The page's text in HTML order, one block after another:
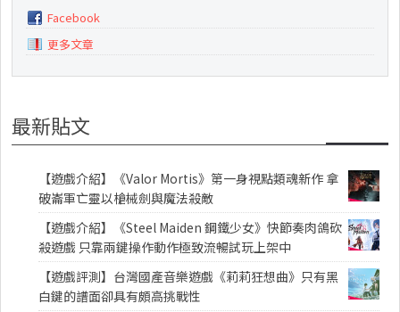
Facebook
更多文章
最新貼文
【遊戲介紹】《Valor Mortis》第一身視點類魂新作 拿
破崙軍亡靈以槍械劍與魔法殺敵
【遊戲介紹】《Steel Maiden 鋼鐵少女》快節奏肉鴿砍
殺遊戲 只靠兩鍵操作動作極致流暢試玩上架中
【遊戲評測】台灣國產音樂遊戲《莉莉狂想曲》只有黑
白鍵的譜面卻具有頗高挑戰性